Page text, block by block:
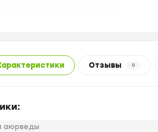
Отзывы 0
аюрведы